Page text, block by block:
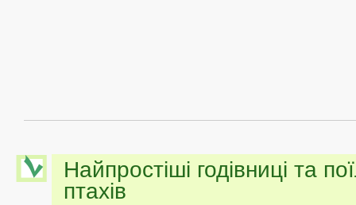
Найпростіші годівниці та
птахів